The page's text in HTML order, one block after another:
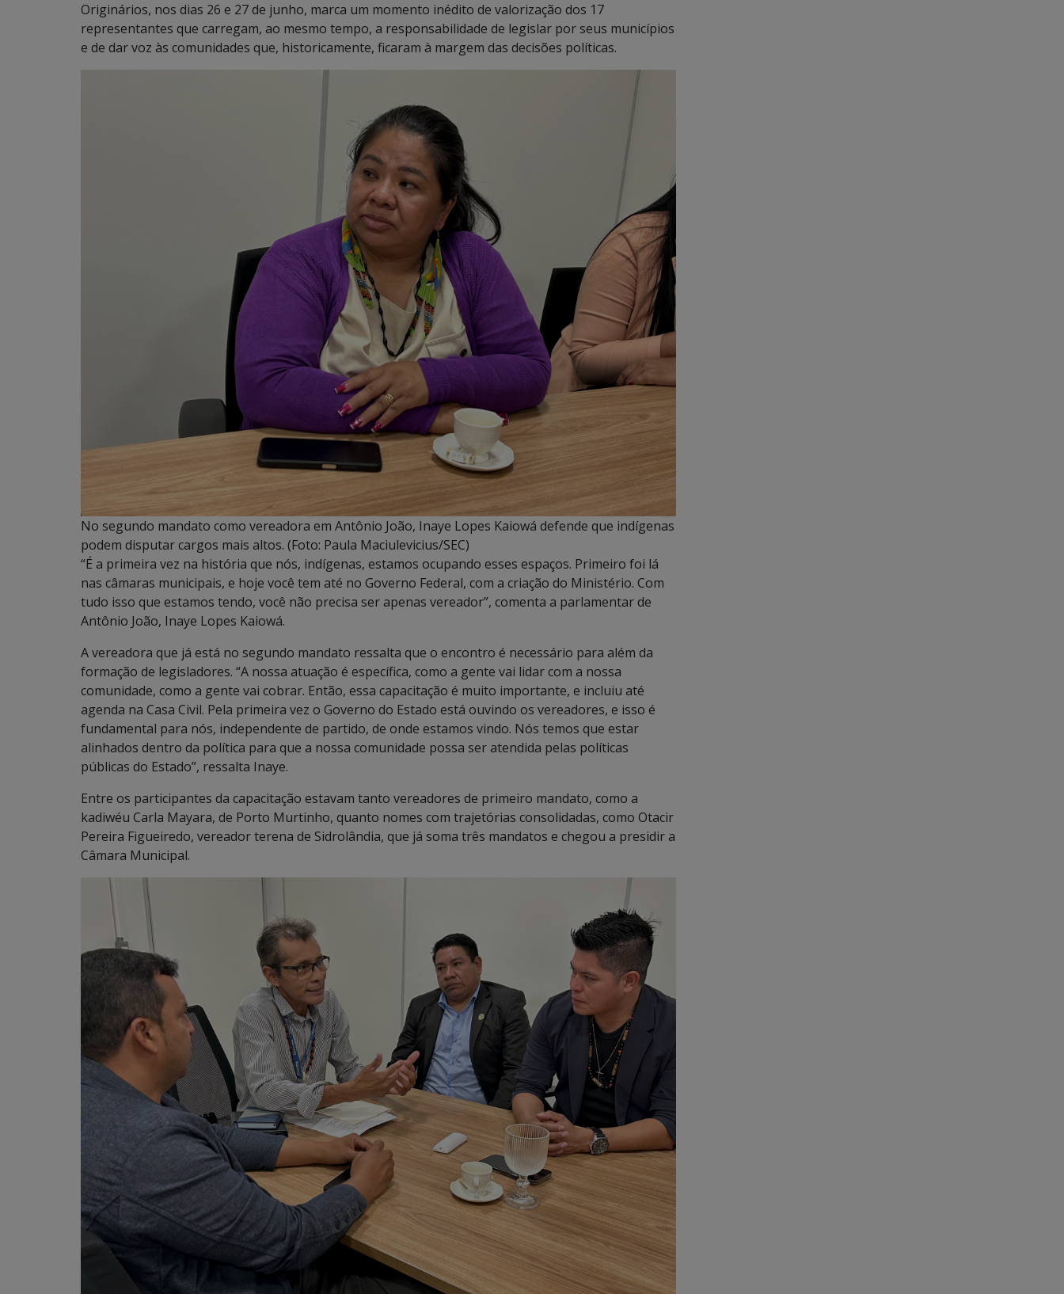
Originários, nos dias 26 e 27 de junho, marca um momento inédito de valorização dos 17
representantes que carregam, ao mesmo tempo, a responsabilidade de legislar por seus municípios
e de dar voz às comunidades que, historicamente, ficaram à margem das decisões políticas.
No segundo mandato como vereadora em Antônio João, Inaye Lopes Kaiowá defende que indígenas
podem disputar cargos mais altos. (Foto: Paula Maciulevicius/SEC)
“É a primeira vez na história que nós, indígenas, estamos ocupando esses espaços. Primeiro foi lá
nas câmaras municipais, e hoje você tem até no Governo Federal, com a criação do Ministério. Com
tudo isso que estamos tendo, você não precisa ser apenas vereador”, comenta a parlamentar de
Antônio João, Inaye Lopes Kaiowá.
A vereadora que já está no segundo mandato ressalta que o encontro é necessário para além da
formação de legisladores. “A nossa atuação é específica, como a gente vai lidar com a nossa
comunidade, como a gente vai cobrar. Então, essa capacitação é muito importante, e incluiu até
agenda na Casa Civil. Pela primeira vez o Governo do Estado está ouvindo os vereadores, e isso é
fundamental para nós, independente de partido, de onde estamos vindo. Nós temos que estar
alinhados dentro da política para que a nossa comunidade possa ser atendida pelas políticas
públicas do Estado”, ressalta Inaye.
Entre os participantes da capacitação estavam tanto vereadores de primeiro mandato, como a
kadiwéu Carla Mayara, de Porto Murtinho, quanto nomes com trajetórias consolidadas, como Otacir
Pereira Figueiredo, vereador terena de Sidrolândia, que já soma três mandatos e chegou a presidir a
Câmara Municipal.